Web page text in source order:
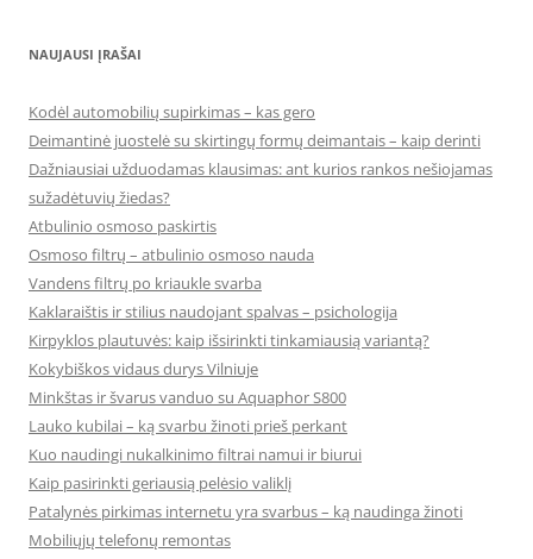
NAUJAUSI ĮRAŠAI
Kodėl automobilių supirkimas – kas gero
Deimantinė juostelė su skirtingų formų deimantais – kaip derinti
Dažniausiai užduodamas klausimas: ant kurios rankos nešiojamas
sužadėtuvių žiedas?
Atbulinio osmoso paskirtis
Osmoso filtrų – atbulinio osmoso nauda
Vandens filtrų po kriaukle svarba
Kaklaraištis ir stilius naudojant spalvas – psichologija
Kirpyklos plautuvės: kaip išsirinkti tinkamiausią variantą?
Kokybiškos vidaus durys Vilniuje
Minkštas ir švarus vanduo su Aquaphor S800
Lauko kubilai – ką svarbu žinoti prieš perkant
Kuo naudingi nukalkinimo filtrai namui ir biurui
Kaip pasirinkti geriausią pelėsio valiklį
Patalynės pirkimas internetu yra svarbus – ką naudinga žinoti
Mobiliųjų telefonų remontas